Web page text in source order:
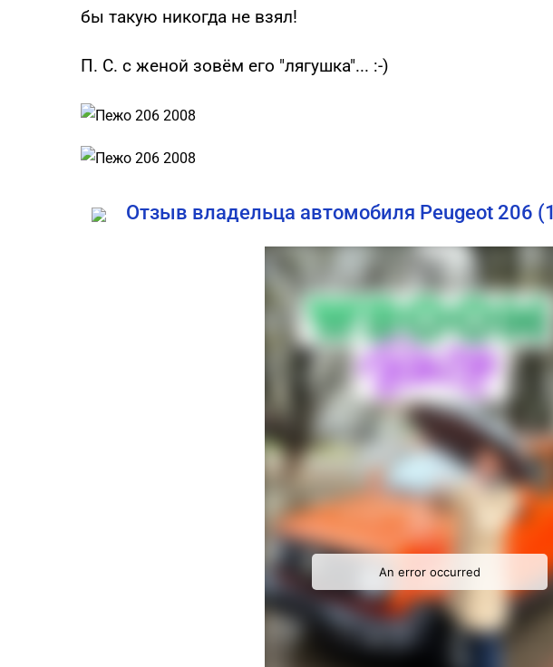
бы такую никогда не взял!
П. С. с женой зовём его "лягушка"... :-)
Отзыв владельца автомобиля Peugeot 206